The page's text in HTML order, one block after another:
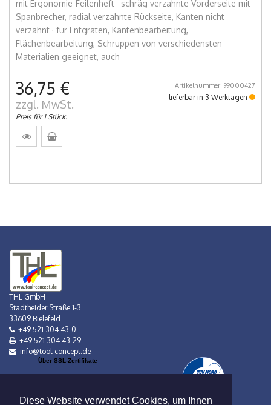
Diese Website verwendet Cookies, um Ihnen
mit Ergonomie-Feilenheft · schräg verzahnte Vorderseite mit
Spanbrecher, radial verzahnte Rückseite, Kanten nicht
verzahnt · für Entgraten, Kantenbearbeitung,
Flächenbearbeitung, Schruppen von verschiedensten
Materialien geeignet, auch
36,75 €
zzgl. MwSt.
Preis für 1 Stück.
Artikelnummer: 99000427
lieferbar in 3 Werktagen
THL GmbH
Stadtheider Straße 1-3
33609 Bielefeld
+49 521 304 43-0
+49 521 304 43-29
info@tool-concept.de
Über SSL-Zertifikate